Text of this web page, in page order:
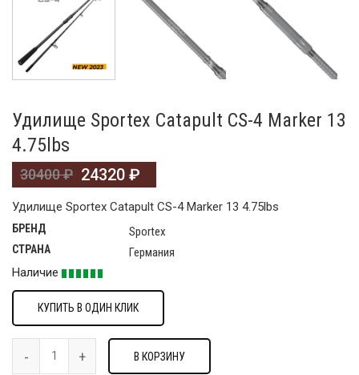
Удилище Sportex Catapult CS-4 Marker 13
4.75lbs
30400₽ 24320 ₽
Удилище Sportex Catapult CS-4 Marker 13 4.75lbs
БРЕНД Sportex
СТРАНА
Германия
Наличие
КУПИТЬ В ОДИН КЛИК
В КОРЗИНУ